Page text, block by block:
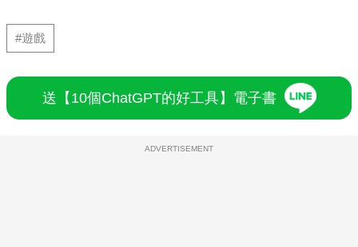
#遊戲
送【10個ChatGPT的好工具】電子書
ADVERTISEMENT